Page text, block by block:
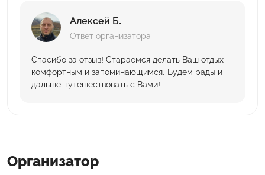
Алексей Б.
Ответ организатора
Спасибо за отзыв! Стараемся делать Ваш отдых
комфортным и запоминающимся. Будем рады и
дальше путешествовать с Вами!
Организатор